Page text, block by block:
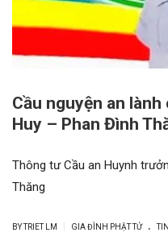
Cầu nguyện an lành
Huy – Phan Đình
Thông tư Cầu an Huynh
Thăng
BYTRIET LM GIA ĐÌNH PHẬT TỬ .